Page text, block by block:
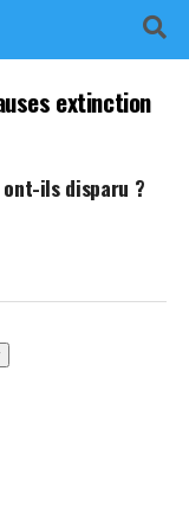
extinction
ils disparu ?